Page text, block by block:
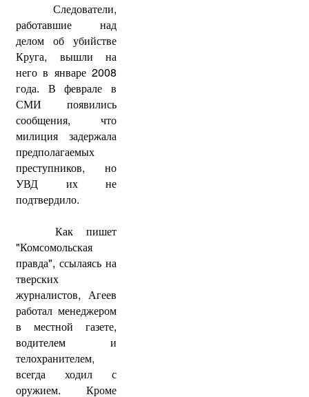
Следователи,
работавшие над
делом об убийстве
Круга, вышли на
него в январе 2008
года. В феврале в
СМИ появились
сообщения, что
милиция задержала
предполагаемых
преступников, но
УВД их не
подтвердило.
Как пишет
"Комсомольская
правда", ссылаясь на
тверских
журналистов, Агеев
работал менеджером
в местной газете,
водителем и
телохранителем,
всегда ходил с
оружием. Кроме